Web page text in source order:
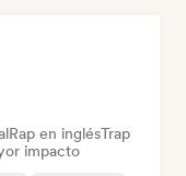
Rap en inglésTrap
impacto